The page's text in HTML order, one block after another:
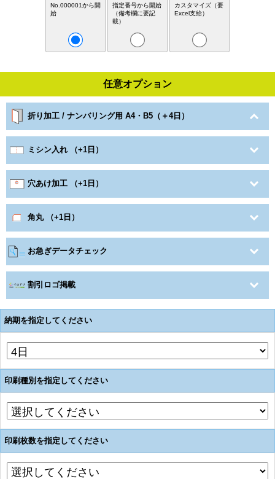
No.000001から開
始
指定番号から開始
（備考欄に要記
載）
カスタマイズ（要
Excel支給）
任意オプション
折り加工 / ナンバリング用 A4・B5（＋4日）
ミシン入れ （+1日）
穴あけ加工 （+1日）
角丸 （+1日）
お急ぎデータチェック
割引ロゴ掲載
納期を指定してください
印刷種別を指定してください
印刷枚数を指定してください